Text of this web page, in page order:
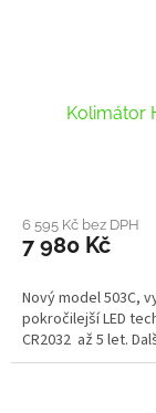
Kolimátor
6 595 Kč bez DPH
7 980 Kč
Nový model 503C,
pokročilejší LED
CR2032 až 5 let.